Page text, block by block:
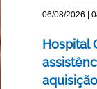
06/08/2026 |
Hospital